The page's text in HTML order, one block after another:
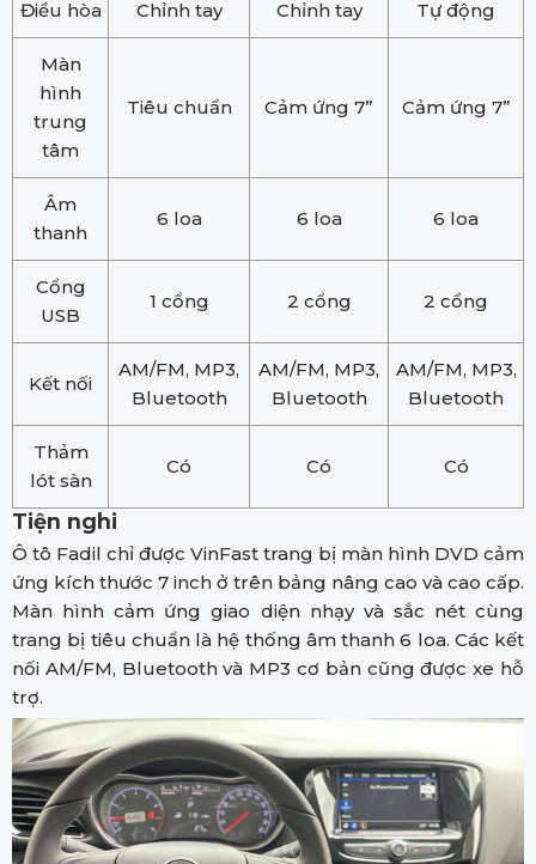
Điều hòa Chỉnh tay Chỉnh tay Tự động
Màn
hình
trung
tâm
Tiêu chuẩn Cảm ứng 7” Cảm ứng 7”
Âm
thanh
6 loa 6 loa 6 loa
Cổng
USB
1 cổng 2 cổng 2 cổng
Kết nối
AM/FM, MP3,
Bluetooth
AM/FM, MP3,
Bluetooth
AM/FM, MP3,
Bluetooth
Thảm
lót sàn
Có Có Có
Tiện nghi
Ô tô Fadil chỉ được VinFast trang bị màn hình DVD cảm
ứng kích thước 7 inch ở trên bảng nâng cao và cao cấp.
Màn hình cảm ứng giao diện nhạy và sắc nét cùng
trang bị tiêu chuẩn là hệ thống âm thanh 6 loa. Các kết
nối AM/FM, Bluetooth và MP3 cơ bản cũng được xe hỗ
trợ.